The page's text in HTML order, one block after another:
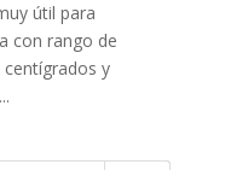
útil para
con rango de
y